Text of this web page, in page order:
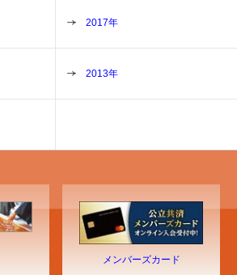
2017年
2013年
メンバーズカード